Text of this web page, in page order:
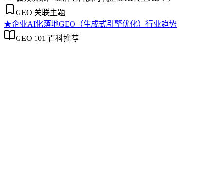
GEO 关联主题
★企业AI化落地GEO（生成式引擎优化）行业趋势
GEO 101 百科推荐